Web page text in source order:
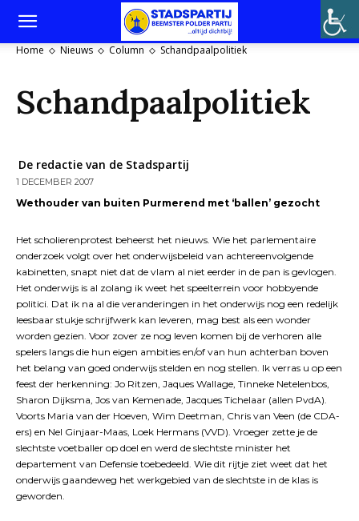
Home Nieuws Column Schandpaalpolitiek
Schandpaalpolitiek
De redactie van de Stadspartij
1 DECEMBER 2007
Wethouder van buiten Purmerend met ‘ballen’ gezocht
Het scholierenprotest beheerst het nieuws. Wie het parlementaire
onderzoek volgt over het onderwijsbeleid van achtereenvolgende
kabinetten, snapt niet dat de vlam al niet eerder in de pan is gevlogen.
Het onderwijs is al zolang ik weet het speelterrein voor hobbyende
politici. Dat ik na al die veranderingen in het onderwijs nog een redelijk
leesbaar stukje schrijfwerk kan leveren, mag best als een wonder
worden gezien. Voor zover ze nog leven komen bij de verhoren alle
spelers langs die hun eigen ambities en/of van hun achterban boven
het belang van goed onderwijs stelden en nog stellen. Ik verras u op een
feest der herkenning: Jo Ritzen, Jaques Wallage, Tinneke Netelenbos,
Sharon Dijksma, Jos van Kemenade, Jacques Tichelaar (allen PvdA).
Voorts Maria van der Hoeven, Wim Deetman, Chris van Veen (de CDA-
ers) en Nel Ginjaar-Maas, Loek Hermans (VVD). Vroeger zette je de
slechtste voetballer op doel en werd de slechtste minister het
departement van Defensie toebedeeld. Wie dit rijtje ziet weet dat het
onderwijs gaandeweg het werkgebied van de slechtste in de klas is
geworden.